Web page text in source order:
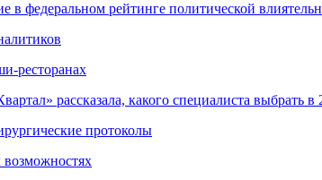
федеральном рейтинге политической
ресторанах
рассказала, какого специалиста выбрать в
протоколы